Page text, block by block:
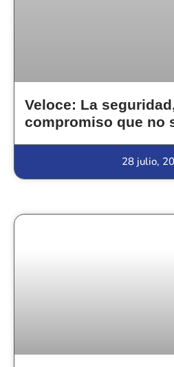
Veloce: La
compromiso que no
28 julio,